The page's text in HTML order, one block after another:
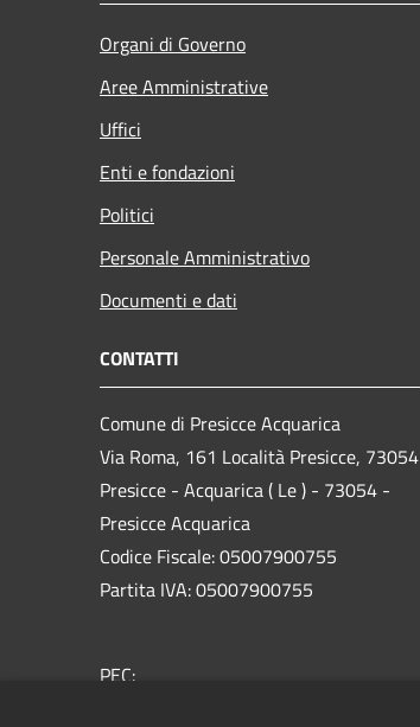
Organi di Governo
Aree Amministrative
Uffici
Enti e fondazioni
Politici
Personale Amministrativo
Documenti e dati
CONTATTI
Comune di Presicce Acquarica
Via Roma, 161 Località Presicce, 73054
Presicce - Acquarica ( Le ) - 73054 -
Presicce Acquarica
Codice Fiscale: 05007900755
Partita IVA: 05007900755
PEC: